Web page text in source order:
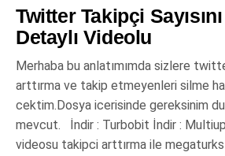
Twitter Takipçi
Detaylı Videolu
Merhaba bu anlatımımda sizlere
arttırma ve takip etmeyenleri silme
cektim.Dosya icerisinde gereksinim
mevcut. İndir : Turbobit İndir :
videosu takipci arttırma ile